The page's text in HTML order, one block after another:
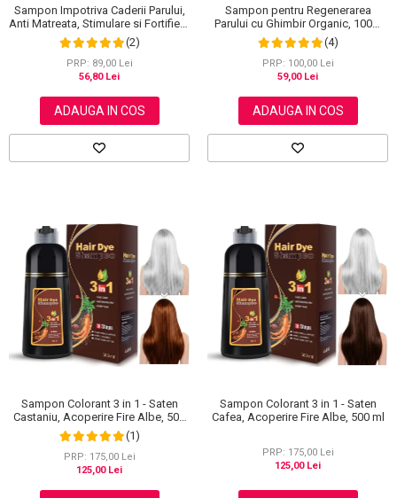
Sampon Impotriva Caderii Parului,
Anti Matreata, Stimulare si Fortifiere
cu Rozmarin Organic, 100% Natural,
Aliver 60 g
(2)
PRP: 89,00 Lei
56,80 Lei
ADAUGA IN COS
Sampon pentru Regenerarea
Parului cu Ghimbir Organic, 100%
Natural, 60 g(4)
PRP: 100,00 Lei
59,00 Lei
ADAUGA IN COS
Sampon Colorant 3 in 1 - Saten
Castaniu, Acoperire Fire Albe, 500
ml
(1)
PRP: 175,00 Lei
125,00 Lei
Sampon Colorant 3 in 1 - Saten
Cafea, Acoperire Fire Albe, 500 ml
PRP: 175,00 Lei
125,00 Lei